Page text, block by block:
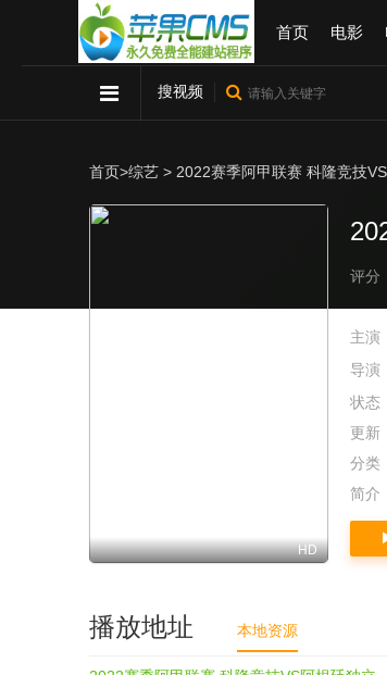
首页 电影
搜视频
首页>综艺 > 2022赛季阿甲联赛 科隆竞技
HD
评分
主演
导演
状态
更新
分类
简介
播放地址 本地资源